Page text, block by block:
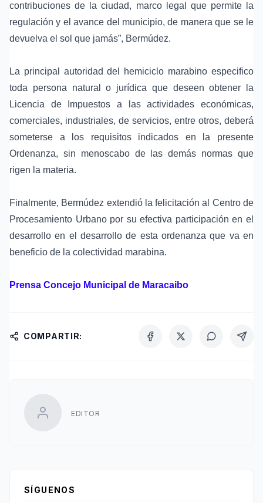
contribuciones de la ciudad, marco legal que permite la
regulación y el avance del municipio, de manera que se le
devuelva el sol que jamás”, Bermúdez.
La principal autoridad del hemiciclo marabino especifico
toda persona natural o jurídica que deseen obtener la
Licencia de Impuestos a las actividades económicas,
comerciales, industriales, de servicios, entre otros, deberá
someterse a los requisitos indicados en la presente
Ordenanza, sin menoscabo de las demás normas que
rigen la materia.
Finalmente, Bermúdez extendió la felicitación al Centro de
Procesamiento Urbano por su efectiva participación en el
desarrollo en el desarrollo de esta ordenanza que va en
beneficio de la colectividad marabina.
Prensa Concejo Municipal de Maracaibo
COMPARTIR:
EDITOR
SÍGUENOS